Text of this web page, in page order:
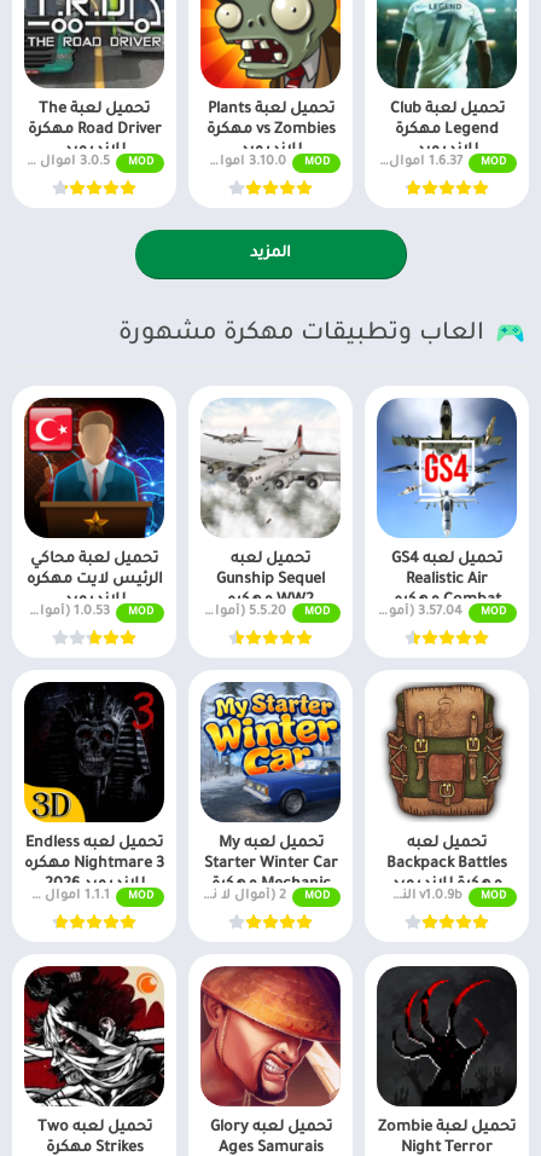
تحميل لعبة Club
Legend مهكرة
للاندرويد
MOD 1.6.37 اموال غير محدودة
تحميل لعبة Plants
vs Zombies مهكرة
للاندرويد
MOD 3.10.0 اموال غير محدودة
تحميل لعبة The
Road Driver مهكرة
للاندرويد
MOD 3.0.5 اموال غير محدودة
المزيد
العاب وتطبيقات مهكرة مشهورة
تحميل لعبه GS4
Realistic Air
Combat مهكره
للاندرويد MOD 3.57.04 (أموال لا نهائية + جميع المستويات)
تحميل لعبه
Gunship Sequel
WW2 مهكره
للاندرويد MOD 5.5.20 (أموال لا نهائية + جميع المستويات)
تحميل لعبة محاكي
الرئيس لايت مهكره
للاندرويد
MOD 1.0.53 (أموال لا نهائية + جميع المستويات)
تحميل لعبه
Backpack Battles
مهكرة للاندرويد
MOD v1.0.9b النسخة المدفوعة مجانًا
تحميل لعبه My
Starter Winter Car
Mechanic مهكرة
للاندرويد MOD 2 (أموال لا نهائية + جميع المستويات)
تحميل لعبه Endless
Nightmare 3 مهكره
للاندرويد 2026
MOD 1.1.1 اموال غير محدودة
تحميل لعبة Zombie
Night Terror
تحميل لعبه Glory
Ages Samurais
تحميل لعبه Two
Strikes مهكرة